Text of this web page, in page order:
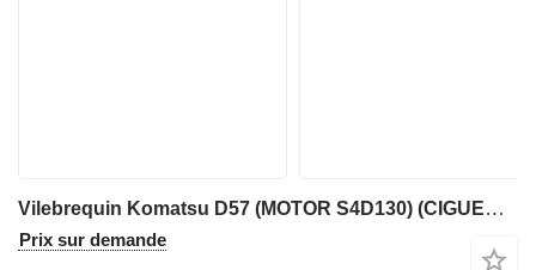
Vilebrequin Komatsu D57 (MOTOR S4D130) (CIGUEÑAL) pour bulldozer Komatsu D57
Prix sur demande